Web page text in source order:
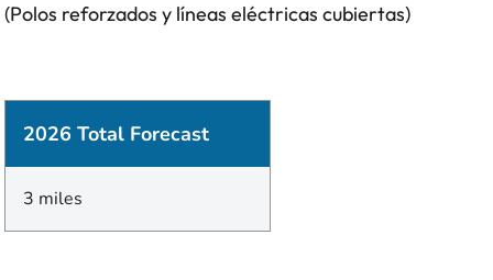
(Polos reforzados y líneas eléctricas cubiertas)
2026 Total Forecast
3 miles